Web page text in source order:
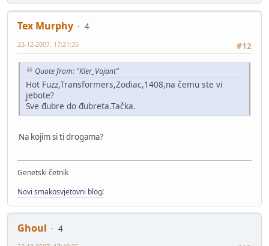
Tex Murphy
4
#12
23-12-2007, 17:21:35
Quote from: "Kler_Vojant"
Hot Fuzz,Transformers,Zodiac,1408,na čemu ste vi
jebote?
Sve đubre do đubreta.Tačka.
Na kojim si ti drogama?
Genetski četnik
Novi smakosvjetovni blog!
Ghoul
4